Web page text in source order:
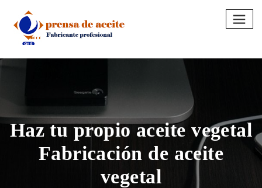
content
Haz tu propio aceite vegetal
Fabricación de aceite
vegetal